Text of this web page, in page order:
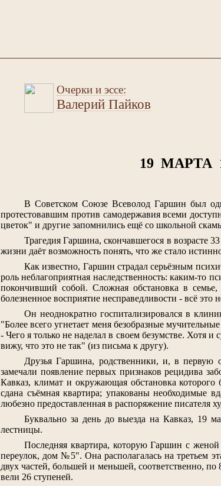
Очерки и эссе:
Валерий Пайков
19 МАРТА
В Советском Союзе Всеволод Гаршин был
протестовавшим против самодержавия всеми
цветок" и другие запомнились ещё со школьной
Трагедия Гаршина, скончавшегося в возрасте
жизни даёт возможность понять, что же стало
Как известно, Гаршин страдал серьёзным
роль неблагоприятная наследственность: каким-то
покончивший собой. Сложная обстановка в семье,
болезненное восприятие несправедливости - всё
Он неоднократно госпитализировался в
"Более всего угнетает меня безобразные
- Чего я только не наделал в своем безумстве. Хотя
вижу, что это не так" (из письма к другу).
Друзья Гаршина, родственники, и, в первую
замечали появление первых признаков рецидива
Кавказ, климат и окружающая обстановка которого
сдана съёмная квартира; упакованы необходимые
любезно предоставленная в распоряжение
Буквально за день до выезда на Кавказ, 19
лестницы.
Последняя квартира, которую Гаршин с
переулок, дом №5". Она располагалась на третьем
двух частей, большей и меньшей, соответственно,
вели 26 ступеней.